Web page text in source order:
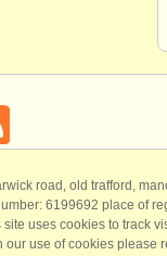
road, old trafford,
​6199692 place of
uses cookies to track
our use of cookies please